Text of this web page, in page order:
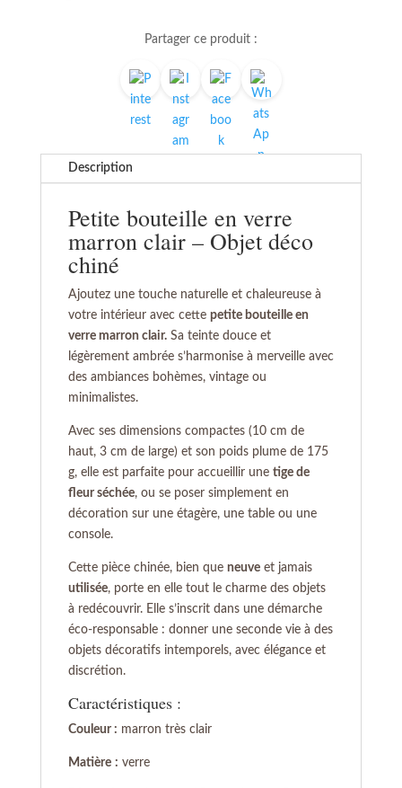
Partager ce produit :
Description
Petite bouteille en verre
marron clair – Objet déco
chiné
Ajoutez une touche naturelle et chaleureuse à
votre intérieur avec cette petite bouteille en
verre marron clair.Sa teinte douce et
légèrement ambrée s’harmonise à merveille avec
des ambiances bohèmes, vintage ou
minimalistes.
Avec ses dimensions compactes (10 cm de
haut, 3 cm de large) et son poids plume de 175
g, elle est parfaite pour accueillir une tige de
fleur séchée, ou se poser simplement en
décoration sur une étagère, une table ou une
console.
Cette pièce chinée, bien que neuveet jamais
utilisée, porte en elle tout le charme des objets
à redécouvrir. Elle s’inscrit dans une démarche
éco-responsable : donner une seconde vie à des
objets décoratifs intemporels, avec élégance et
discrétion.
Caractéristiques :
Couleur : marron très clair
Matière : verre